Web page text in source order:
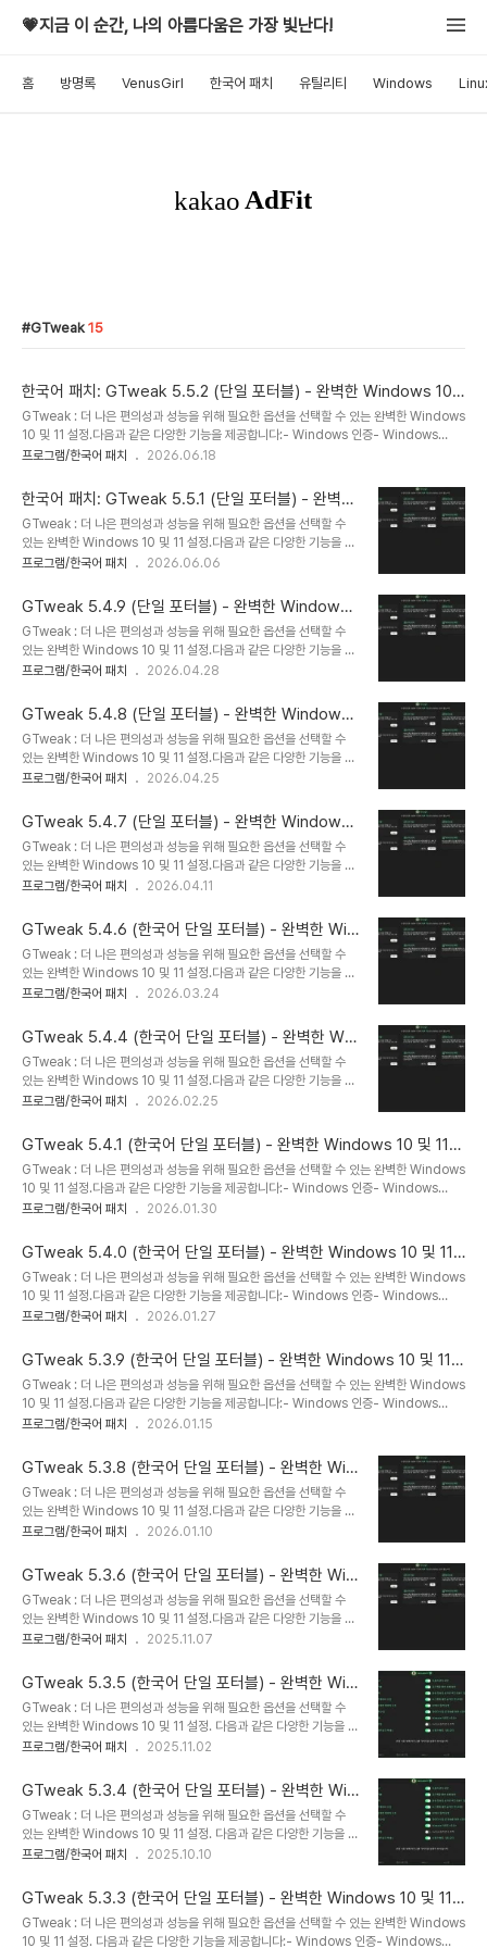
💗지금 이 순간, 나의 아름다움은 가장 빛난다!
홈 방명록 VenusGirl 한국어 패치 유틸리티 Windows
GTweak 15
한국어 패치: GTweak 5.5.2 (단일 포터블) - 완벽한 Windows 10
및 11 설정
GTweak : 더 나은 편의성과 성능을 위해 필요한 옵션을 선택할 수 있는 완벽한 Windows
10 및 11 설정.다음과 같은 다양한 기능을 제공합니다:- Windows 인증- Windows
Defender, SmartScreen, Antimalware, VBS, UAC 비활성화- Windows 업데이
이웨어, 키로거 및 원격 측정 Windows, NVIDIA 비활성화- 스파이웨어 IP 및 도메인 이
름 차단- Windows 광고 및 배너 비활성화, SCOOBE- OneDrive 앱 및 폴더,
Cortana, 위젯 삭제- 미리 설치된 Windows 10/11 앱 제거- Realtek 고화질 오디오 드
라이버의 전원 공급..
프로그램/한국어 패치 2026.06.18
한국어 패치: GTweak 5.5.1 (단일 포터블) - 완벽한
Windows 10 및 11 설정
GTweak : 더 나은 편의성과 성능을 위해 필요한 옵션을 선택할 수
있는 완벽한 Windows 10 및 11 설정.다음과 같은 다양한 기능을 제
공합니다:- Windows 인증- Windows Defender,
Windows 업데이트 비활성화 및 다운로드한 캐시 지우기- 사용하지
않거나 불필요한 서비스 비활성화- 스파이웨어, 키로거 및 원격 측정
Windows, NVIDIA 비활성화- 스파이웨어 IP 및 도메인 이름 차단-
Windows 광고 및 배너 비활성화, SCOOBE- OneDrive 앱 및 폴
더, Cortana, 위젯 삭제- 미리 설치된 Windows 10/11 앱 제거-
프로그램/한국어 패치 2026.06.06
GTweak 5.4.9 (단일 포터블) - 완벽한 Windows
10 및 11 설정 - 한국어 패치
GTweak : 더 나은 편의성과 성능을 위해 필요한 옵션을 선택할 수
있는 완벽한 Windows 10 및 11 설정.다음과 같은 다양한 기능을 제
공합니다:- Windows 인증- Windows Defender,
Windows 업데이트 비활성화 및 다운로드한 캐시 지우기- 사용하지
않거나 불필요한 서비스 비활성화- 스파이웨어, 키로거 및 원격 측정
Windows, NVIDIA 비활성화- 스파이웨어 IP 및 도메인 이름 차단-
Windows 광고 및 배너 비활성화, SCOOBE- OneDrive 앱 및 폴
더, Cortana, 위젯 삭제- 미리 설치된 Windows 10/11 앱 제거-
프로그램/한국어 패치 2026.04.28
GTweak 5.4.8 (단일 포터블) - 완벽한 Windows
10 및 11 설정 - 한국어 패치
GTweak : 더 나은 편의성과 성능을 위해 필요한 옵션을 선택할 수
있는 완벽한 Windows 10 및 11 설정.다음과 같은 다양한 기능을 제
공합니다:- Windows 인증- Windows Defender,
Windows 업데이트 비활성화 및 다운로드한 캐시 지우기- 사용하지
않거나 불필요한 서비스 비활성화- 스파이웨어, 키로거 및 원격 측정
Windows, NVIDIA 비활성화- 스파이웨어 IP 및 도메인 이름 차단-
Windows 광고 및 배너 비활성화, SCOOBE- OneDrive 앱 및 폴
더, Cortana, 위젯 삭제- 미리 설치된 Windows 10/11 앱 제거-
프로그램/한국어 패치 2026.04.25
GTweak 5.4.7 (단일 포터블) - 완벽한 Windows
10 및 11 설정 - 한국어 패치
GTweak : 더 나은 편의성과 성능을 위해 필요한 옵션을 선택할 수
있는 완벽한 Windows 10 및 11 설정.다음과 같은 다양한 기능을 제
공합니다:- Windows 인증- Windows Defender,
Windows 업데이트 비활성화 및 다운로드한 캐시 지우기- 사용하지
않거나 불필요한 서비스 비활성화- 스파이웨어, 키로거 및 원격 측정
Windows, NVIDIA 비활성화- 스파이웨어 IP 및 도메인 이름 차단-
Windows 광고 및 배너 비활성화, SCOOBE- OneDrive 앱 및 폴
더, Cortana, 위젯 삭제- 미리 설치된 Windows 10/11 앱 제거-
프로그램/한국어 패치 2026.04.11
GTweak 5.4.6 (한국어 단일 포터블) - 완벽한 Win
dows 10 및 11 설정 - 한국어 패치
GTweak : 더 나은 편의성과 성능을 위해 필요한 옵션을 선택할 수
있는 완벽한 Windows 10 및 11 설정.다음과 같은 다양한 기능을 제
공합니다:- Windows 인증- Windows Defender,
Windows 업데이트 비활성화 및 다운로드한 캐시 지우기- 사용하지
않거나 불필요한 서비스 비활성화- 스파이웨어, 키로거 및 원격 측정
Windows, NVIDIA 비활성화- 스파이웨어 IP 및 도메인 이름 차단-
Windows 광고 및 배너 비활성화, SCOOBE- OneDrive 앱 및 폴
더, Cortana, 위젯 삭제- 미리 설치된 Windows 10/11 앱 제거-
프로그램/한국어 패치 2026.03.24
GTweak 5.4.4 (한국어 단일 포터블) - 완벽한 Win
dows 10 및 11 설정 - 한국어 패치
GTweak : 더 나은 편의성과 성능을 위해 필요한 옵션을 선택할 수
있는 완벽한 Windows 10 및 11 설정.다음과 같은 다양한 기능을 제
공합니다:- Windows 인증- Windows Defender,
Windows 업데이트 비활성화 및 다운로드한 캐시 지우기- 사용하지
않거나 불필요한 서비스 비활성화- 스파이웨어, 키로거 및 원격 측정
Windows, NVIDIA 비활성화- 스파이웨어 IP 및 도메인 이름 차단-
Windows 광고 및 배너 비활성화, SCOOBE- OneDrive 앱 및 폴
더, Cortana, 위젯 삭제- 미리 설치된 Windows 10/11 앱 제거-
프로그램/한국어 패치 2026.02.25
GTweak 5.4.1 (한국어 단일 포터블) - 완벽한 Windows 10 및 11
설정 - 한국어 패치
GTweak : 더 나은 편의성과 성능을 위해 필요한 옵션을 선택할 수 있는 완벽한 Windows
10 및 11 설정.다음과 같은 다양한 기능을 제공합니다:- Windows 인증- Windows
Defender, SmartScreen, Antimalware, VBS, UAC 비활성화- Windows 업데이
이웨어, 키로거 및 원격 측정 Windows, NVIDIA 비활성화- 스파이웨어 IP 및 도메인 이
름 차단- Windows 광고 및 배너 비활성화, SCOOBE- OneDrive 앱 및 폴더,
Cortana, 위젯 삭제- 미리 설치된 Windows 10/11 앱 제거- Realtek 고화질 오디오 드
라이버의 전원 공급..
프로그램/한국어 패치 2026.01.30
GTweak 5.4.0 (한국어 단일 포터블) - 완벽한 Windows 10 및 11
설정 - 한국어 패치
GTweak : 더 나은 편의성과 성능을 위해 필요한 옵션을 선택할 수 있는 완벽한 Windows
10 및 11 설정.다음과 같은 다양한 기능을 제공합니다:- Windows 인증- Windows
Defender, SmartScreen, Antimalware, VBS, UAC 비활성화- Windows 업데이
이웨어, 키로거 및 원격 측정 Windows, NVIDIA 비활성화- 스파이웨어 IP 및 도메인 이
름 차단- Windows 광고 및 배너 비활성화, SCOOBE- OneDrive 앱 및 폴더,
Cortana, 위젯 삭제- 미리 설치된 Windows 10/11 앱 제거- Realtek 고화질 오디오 드
라이버의 전원 공급..
프로그램/한국어 패치 2026.01.27
GTweak 5.3.9 (한국어 단일 포터블) - 완벽한 Windows 10 및 11
설정 - 한국어 패치
GTweak : 더 나은 편의성과 성능을 위해 필요한 옵션을 선택할 수 있는 완벽한 Windows
10 및 11 설정.다음과 같은 다양한 기능을 제공합니다:- Windows 인증- Windows
Defender, SmartScreen, Antimalware, VBS, UAC 비활성화- Windows 업데이
이웨어, 키로거 및 원격 측정 Windows, NVIDIA 비활성화- 스파이웨어 IP 및 도메인 이
름 차단- Windows 광고 및 배너 비활성화, SCOOBE- OneDrive 앱 및 폴더,
Cortana, 위젯 삭제- 미리 설치된 Windows 10/11 앱 제거- Realtek 고화질 오디오 드
라이버의 전원 공급..
프로그램/한국어 패치 2026.01.15
GTweak 5.3.8 (한국어 단일 포터블) - 완벽한 Win
dows 10 및 11 설정
GTweak : 더 나은 편의성과 성능을 위해 필요한 옵션을 선택할 수
있는 완벽한 Windows 10 및 11 설정.다음과 같은 다양한 기능을 제
공합니다:- Windows 인증- Windows Defender,
Windows 업데이트 비활성화 및 다운로드한 캐시 지우기- 사용하지
않거나 불필요한 서비스 비활성화- 스파이웨어, 키로거 및 원격 측정
Windows, NVIDIA 비활성화- 스파이웨어 IP 및 도메인 이름 차단-
Windows 광고 및 배너 비활성화, SCOOBE- OneDrive 앱 및 폴
더, Cortana, 위젯 삭제- 미리 설치된 Windows 10/11 앱 제거-
프로그램/한국어 패치 2026.01.10
GTweak 5.3.6 (한국어 단일 포터블) - 완벽한 Win
dows 10 및 11 설정
GTweak : 더 나은 편의성과 성능을 위해 필요한 옵션을 선택할 수
있는 완벽한 Windows 10 및 11 설정.다음과 같은 다양한 기능을 제
공합니다:- Windows 인증- Windows Defender,
Windows 업데이트 비활성화 및 다운로드한 캐시 지우기- 사용하지
않거나 불필요한 서비스 비활성화- 스파이웨어, 키로거 및 원격 측정
Windows, NVIDIA 비활성화- 스파이웨어 IP 및 도메인 이름 차단-
Windows 광고 및 배너 비활성화, SCOOBE- OneDrive 앱 및 폴
더, Cortana, 위젯 삭제- 미리 설치된 Windows 10/11 앱 제거-
프로그램/한국어 패치 2025.11.07
GTweak 5.3.5 (한국어 단일 포터블) - 완벽한 Win
dows 10 및 11 설정
GTweak : 더 나은 편의성과 성능을 위해 필요한 옵션을 선택할 수
있는 완벽한 Windows 10 및 11 설정. 다음과 같은 다양한 기능을 제
공합니다:- Windows 인증- Windows Defender,
Windows 업데이트 비활성화 및 다운로드한 캐시 지우기- 사용하지
않거나 불필요한 서비스 비활성화- 스파이웨어, 키로거 및 원격 측정
Windows, NVIDIA 비활성화- 스파이웨어 IP 및 도메인 이름 차단-
Windows 광고 및 배너 비활성화, SCOOBE- OneDrive 앱 및 폴
더, Cortana, 위젯 삭제- 미리 설치된 Windows 10/11 앱 제거-
프로그램/한국어 패치 2025.11.02
GTweak 5.3.4 (한국어 단일 포터블) - 완벽한 Win
dows 10 및 11 설정
GTweak : 더 나은 편의성과 성능을 위해 필요한 옵션을 선택할 수
있는 완벽한 Windows 10 및 11 설정. 다음과 같은 다양한 기능을 제
공합니다:- Windows 인증- Windows Defender,
Windows 업데이트 비활성화 및 다운로드한 캐시 지우기- 사용하지
않거나 불필요한 서비스 비활성화- 스파이웨어, 키로거 및 원격 측정
Windows, NVIDIA 비활성화- 스파이웨어 IP 및 도메인 이름 차단-
Windows 광고 및 배너 비활성화, SCOOBE- OneDrive 앱 및 폴
프로그램/한국어 패치 2025.10.10
GTweak 5.3.3 (한국어 단일 포터블) - 완벽한 Windows 10 및 11
설정
GTweak : 더 나은 편의성과 성능을 위해 필요한 옵션을 선택할 수 있는 완벽한 Windows
10 및 11 설정. 다음과 같은 다양한 기능을 제공합니다:- Windows 인증- Windows